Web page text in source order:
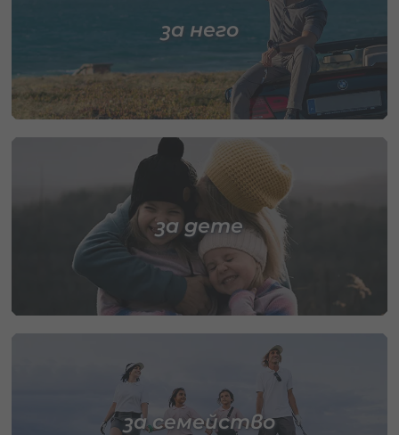
за него
за дете
за семейство